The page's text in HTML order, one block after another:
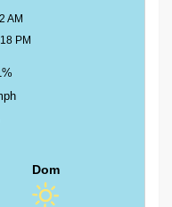
AM
PM
Dom